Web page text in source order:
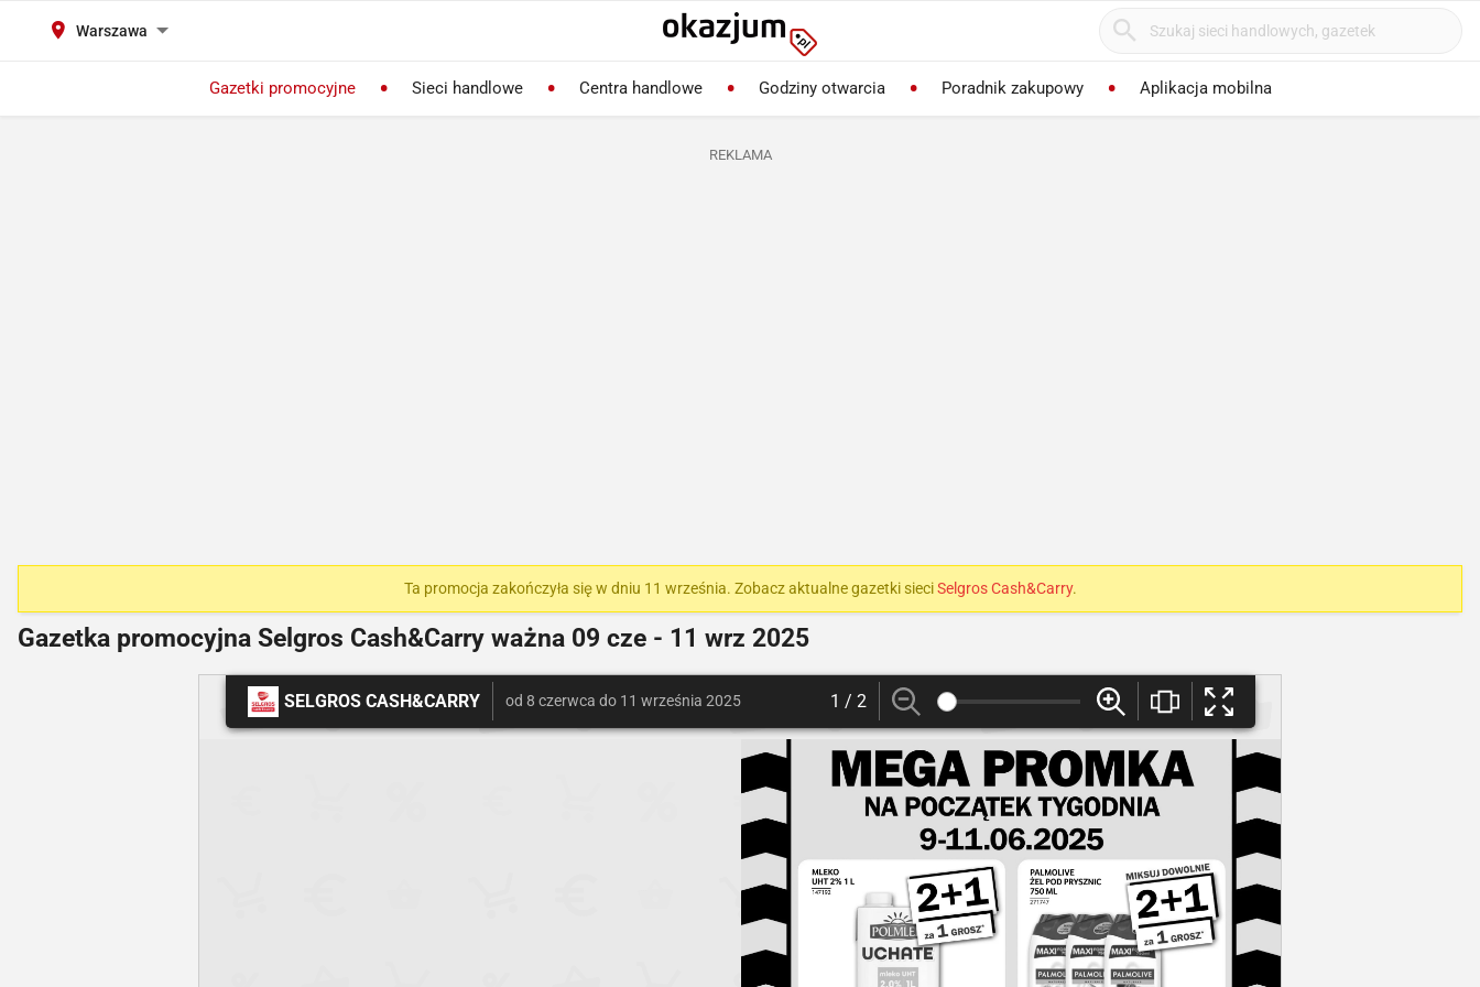
Warszawa
Gazetki promocyjne Sieci handlowe Centra handlowe Godziny otwarcia Poradnik zakupowy Aplikacja mobilna
REKLAMA
Ta promocja zakończyła się w dniu 11 września. Zobacz aktualne gazetki sieciSelgros Cash&Carry.
Gazetka promocyjna Selgros Cash&Carry ważna 09 cze - 11 wrz 2025
SELGROS CASH&CARRY od 8 czerwca do 11 września 2025 1 / 2